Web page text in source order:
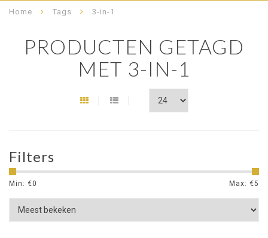
Home Tags 3-in-1
PRODUCTEN GETAGD
MET 3-IN-1
Filters
Min: €0 Max: €5